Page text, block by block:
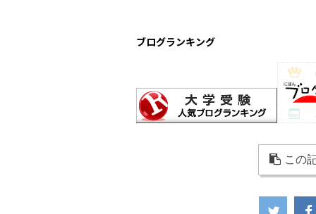
ブログランキング
この